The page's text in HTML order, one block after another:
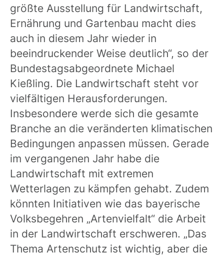
größte Ausstellung für Landwirtschaft,
Ernährung und Gartenbau macht dies
auch in diesem Jahr wieder in
beeindruckender Weise deutlich“, so der
Bundestagsabgeordnete Michael
Kießling. Die Landwirtschaft steht vor
vielfältigen Herausforderungen.
Insbesondere werde sich die gesamte
Branche an die veränderten klimatischen
Bedingungen anpassen müssen. Gerade
im vergangenen Jahr habe die
Landwirtschaft mit extremen
Wetterlagen zu kämpfen gehabt. Zudem
könnten Initiativen wie das bayerische
Volksbegehren „Artenvielfalt“ die Arbeit
in der Landwirtschaft erschweren. „Das
Thema Artenschutz ist wichtig, aber die